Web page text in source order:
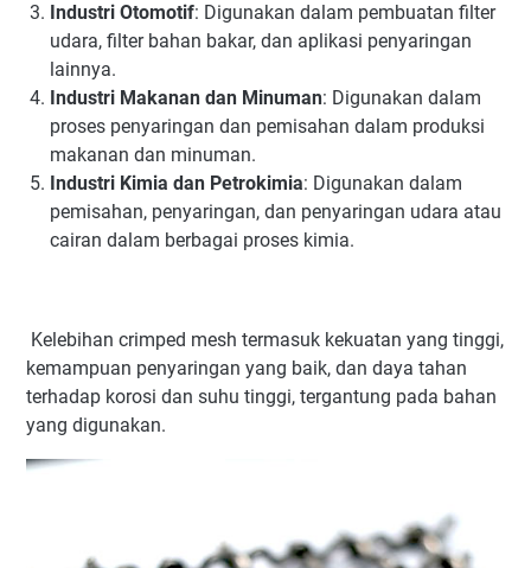
Industri Otomotif: Digunakan dalam pembuatan filter
udara, filter bahan bakar, dan aplikasi penyaringan
lainnya.
Industri Makanan dan Minuman: Digunakan dalam
proses penyaringan dan pemisahan dalam produksi
makanan dan minuman.
Industri Kimia dan Petrokimia: Digunakan dalam
pemisahan, penyaringan, dan penyaringan udara atau
cairan dalam berbagai proses kimia.
Kelebihan crimped mesh termasuk kekuatan yang tinggi,
kemampuan penyaringan yang baik, dan daya tahan
terhadap korosi dan suhu tinggi, tergantung pada bahan
yang digunakan.